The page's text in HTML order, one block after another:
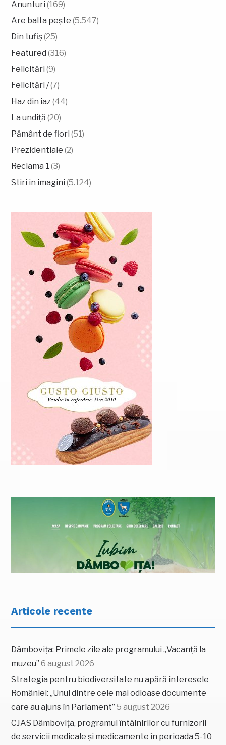
Anunturi (169)
Are balta pește (5.547)
Din tufiș(25)
Featured (316)
Felicitări (9)
Felicitări /(7)
Haz din iaz(44)
La undiță (20)
Pământ de flori (51)
Prezidentiale (2)
Reclama 1 (3)
Stiri in imagini (5.124)
Articole recente
Dâmbovița: Primele zile ale programului „Vacanță la
muzeu” 6 august 2026
Strategia pentru biodiversitate nu apără interesele
României: „Unul dintre cele mai odioase documente
care au ajuns în Parlament” 5 august 2026
CJAS Dâmbovița, programul întâlnirilor cu furnizorii
de servicii medicale și medicamente în perioada 5-10